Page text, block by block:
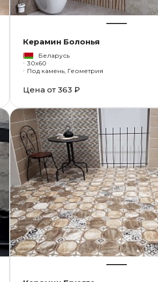
Керамин Болонья
Беларусь
30x60
Под камень, Геометрия
Цена от 363 ₽